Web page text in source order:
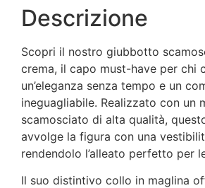
Descrizione
Scopri il nostro giubbotto
crema, il capo must-have per chi
un’eleganza senza tempo e un
ineguagliabile. Realizzato con un
scamosciato di alta qualità,
avvolge la figura con una
rendendolo l’alleato perfetto per
Il suo distintivo collo in maglina